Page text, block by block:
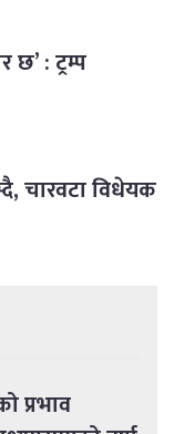
छ’ : ट्रम्प
चारवटा विधेयक
प्रभाव